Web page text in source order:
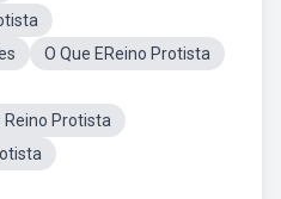
O Que EReino Protista
Reino Protista